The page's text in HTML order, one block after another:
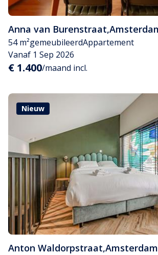
Anna van Burenstraat,
54 m²gemeubileerdAppartement
Vanaf 1 Sep 2026
€ 1.400/maand incl.
Nieuw
Anton Waldorpstraat,Amsterdam